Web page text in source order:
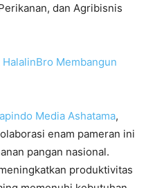
dan Agribisnis
Membangun
Media Ashatama,
enam pameran ini
pangan nasional.
produktivitas